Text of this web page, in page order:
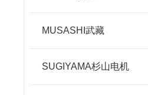
MUSASHI武藏
SUGIYAMA杉山电机